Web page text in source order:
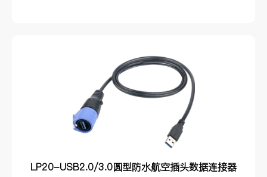
LP20-USB2.0/3.0圆型防水航空插头数据连接器